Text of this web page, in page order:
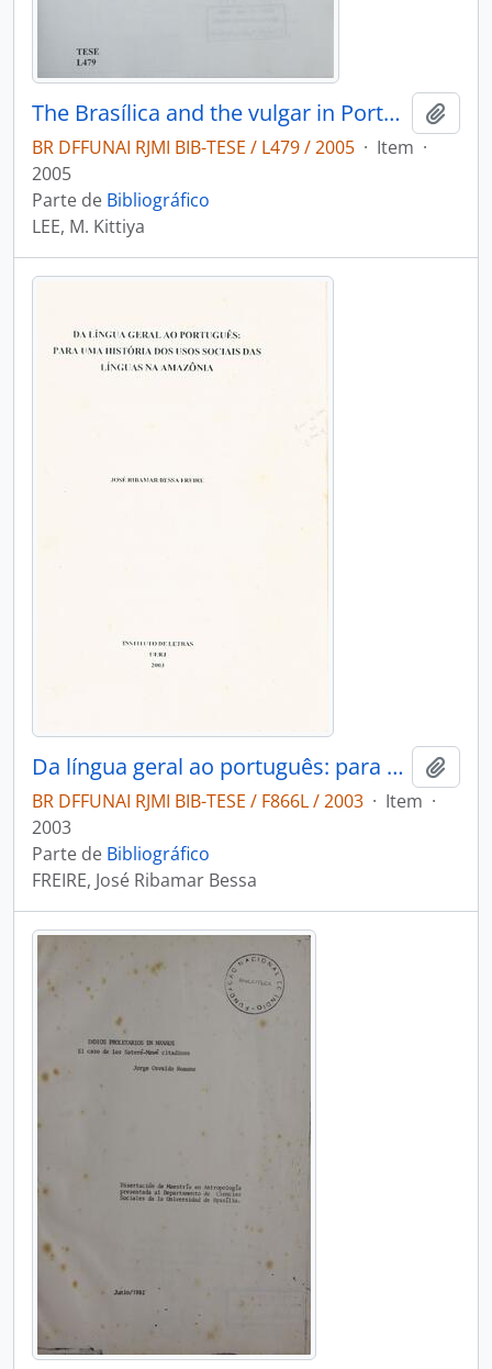
The Brasílica and the vulgar in Portuguese America 1500-1759
BR DFFUNAI RJMI BIB-TESE / L479 / 2005 · Item ·
2005
Parte de Bibliográfico
LEE, M. Kittiya
Da língua geral ao português: para uma história dos usos sociais das línguas na Amazonia
BR DFFUNAI RJMI BIB-TESE / F866L / 2003 · Item ·
2003
Parte de Bibliográfico
FREIRE, José Ribamar Bessa